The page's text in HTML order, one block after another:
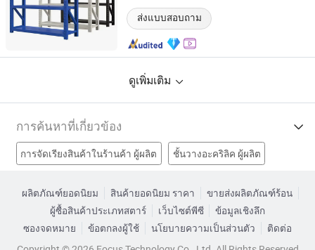
ส่งแบบสอบถาม
ดูเพิ่มเติม
การค้นหาที่เกี่ยวข้อง
การจัดเรียงสินค้าในร้านค้า ผู้ผลิต ชั้นวางอะคริลิค ผู้ผลิต
ชั้นวางสินค้าโรงงาน ชั้นวางสีโรงงาน ชั้นวางไม้โรงงาน
ผลิตภัณฑ์ยอดนิยม สินค้ายอดนิยม ราคา
ขายส่งผลิตภัณฑ์ร้อน
ผู้ซื้อสินค้าประเภทสตาร์
เว็บไซต์พีซี
ข้อมูลเชิงลึก
ซองจดหมาย
ข้อตกลงผู้ใช้ นโยบายความเป็นส่วนตัว
ติดต่อ